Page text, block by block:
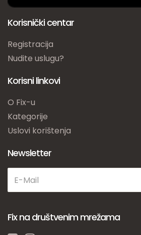
Korisnički centar
Registracija
Nudite uslugu?
Korisni linkovi
O Fix-u
Kategorije
Uslovi korištenja
Newsletter
Fix na društvenim mrežama